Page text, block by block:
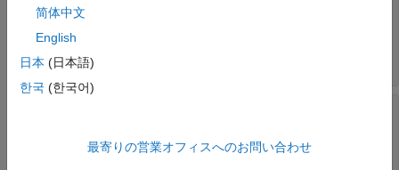
の色
string scalar of color name
vector of color name
[1 0.5 0](既定値) | RGB 3 成分|RGB triplet
简体中文
English
日本 (日本語)
한국 (한국어)
最寄りの営業オフィスへのお問い合わせ